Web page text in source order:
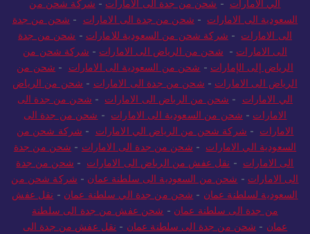
الي الامارات - شحن من جدة الى الامارات - شركة شحن من
السعودية الى الامارات - شحن من جدة الى الامارات - شحن من جدة
الى الامارات - شركة شحن من السعودية للامارات - شحن من جدة
الى الامارات - شحن من الرياض الى الامارات - شركة شحن من
الرياض إلى الإمارات - شحن من السعودية الى الامارات - شحن من
الرياض الى الامارات - شحن من جدة الى الامارات - شحن من الرياض
الي الامارات - شحن من الرياض الى الامارات - شحن من جدة الى
الامارات - شحن من السعودية الى الامارات - شحن من جدة الى
الامارات - شركة شحن من الرياض الي الامارات - شركة شحن من
السعودية الي الامارات - شحن من جدة الى الامارات - شحن من جدة
الى الامارات - نقل عفش من الرياض الى الامارات - شحن من جدة
الى الامارات - شحن من السعودية الى سلطنة عمان - شركة شحن من
السعودية لسلطنة عمان - شحن من جدة الي سلطنة عمان - نقل عفش
من جدة الى سلطنة عمان - شحن عفش من جدة الى سلطنة
عمان - شحن من جدة الى سلطنة عمان - نقل عفش من جدة الى